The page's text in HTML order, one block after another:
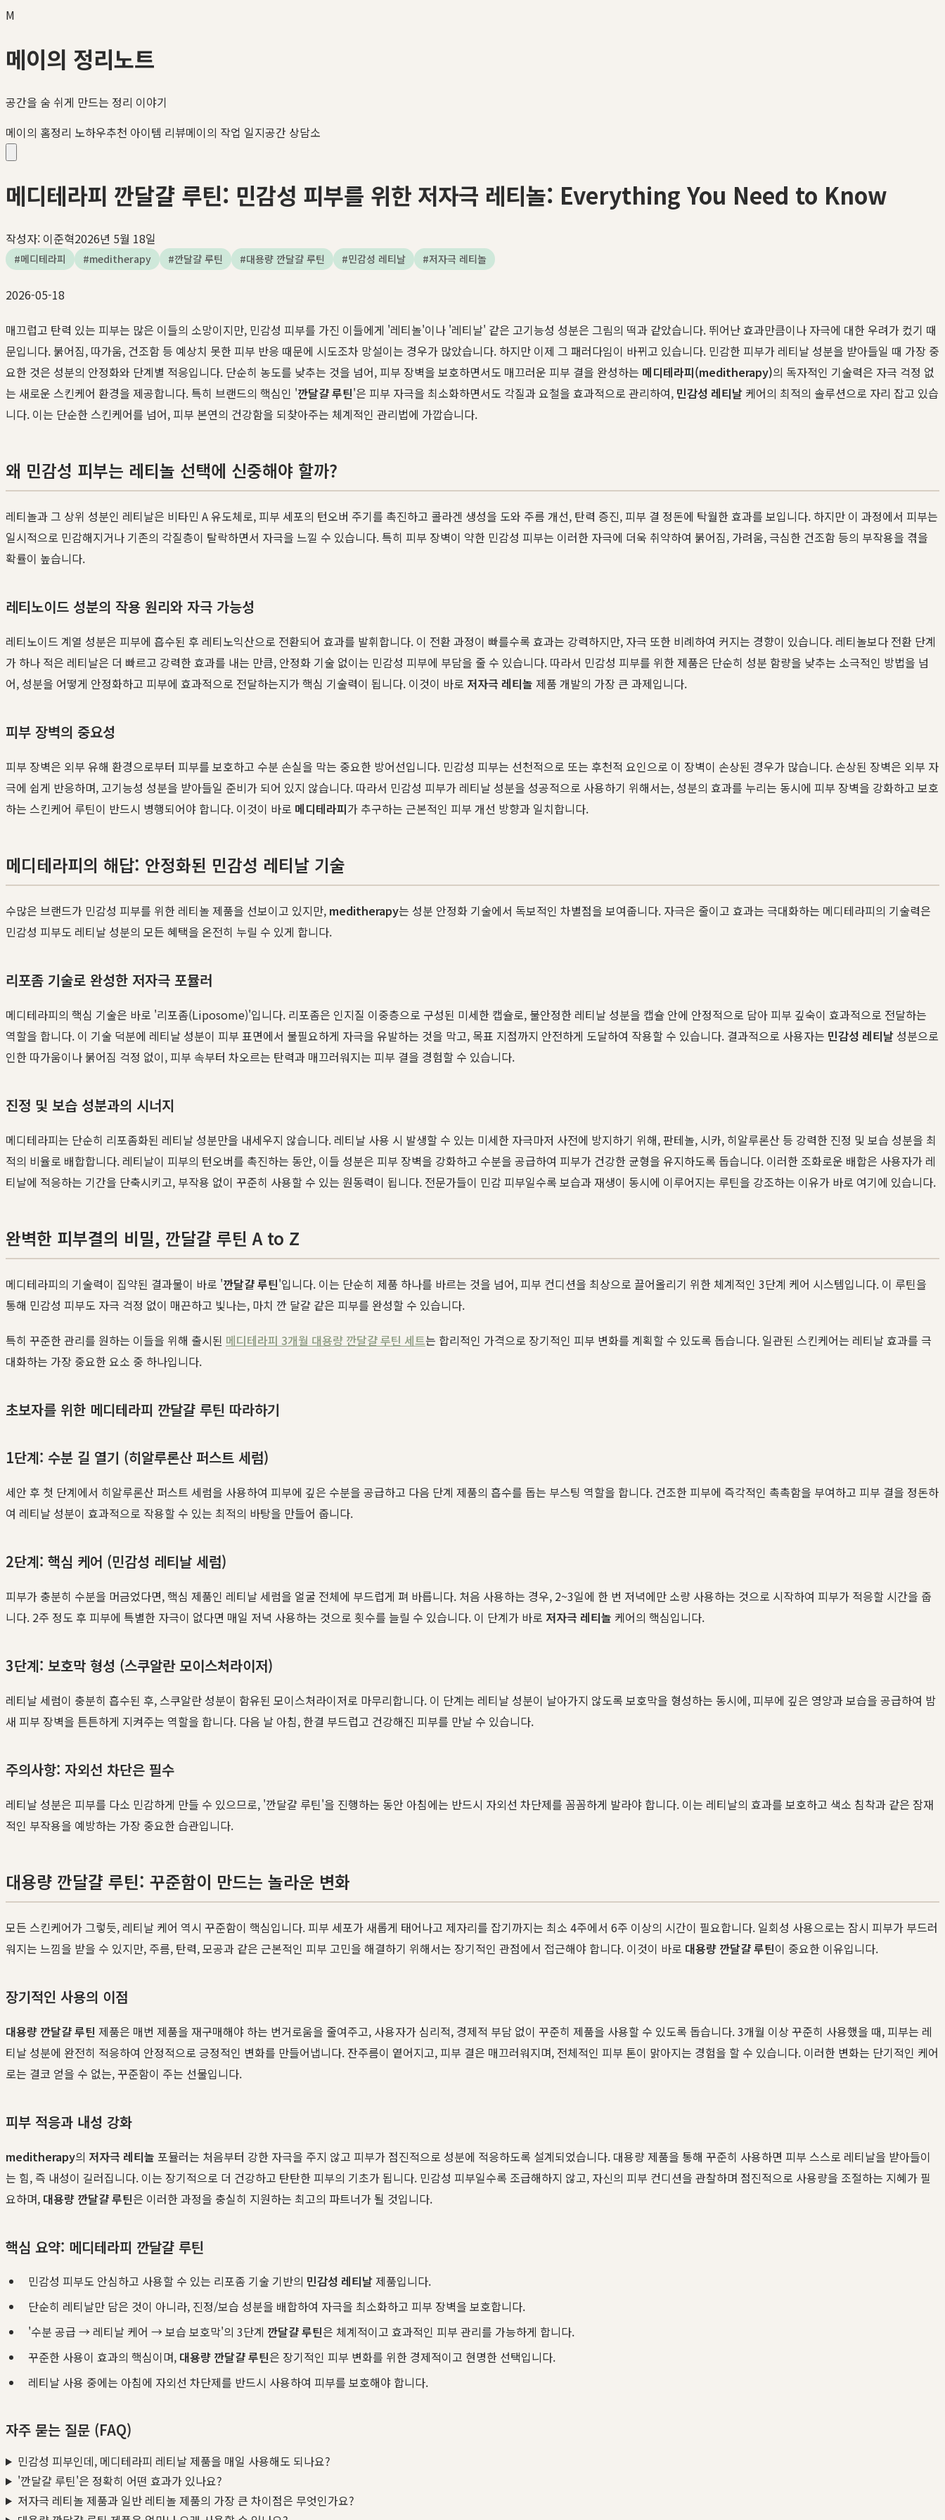
M
메이의 정리노트
공간을 숨 쉬게 만드는 정리 이야기
메이의 홈정리 노하우추천 아이템 리뷰메이의 작업 일지공간 상담소
메디테라피 깐달걀 루틴: 민감성 피부를 위한 저자극 레티놀: Everything You Need to Know
작성자: 이준혁2026년 5월 18일
#메디테라피 #meditherapy #깐달걀 루틴 #대용량 깐달걀 루틴 #민감성 레티날 #저자극 레티놀
2026-05-18
매끄럽고 탄력 있는 피부는 많은 이들의 소망이지만, 민감성 피부를 가진 이들에게 '레티놀'이나 '레티날' 같은 고기능성 성분은 그림의 떡과 같았습니다. 뛰어난 효과만큼이나 자극에 대한 우려가 컸기 때
문입니다. 붉어짐, 따가움, 건조함 등 예상치 못한 피부 반응 때문에 시도조차 망설이는 경우가 많았습니다. 하지만 이제 그 패러다임이 바뀌고 있습니다. 민감한 피부가 레티날 성분을 받아들일 때 가장 중
요한 것은 성분의 안정화와 단계별 적응입니다. 단순히 농도를 낮추는 것을 넘어, 피부 장벽을 보호하면서도 매끄러운 피부 결을 완성하는 메디테라피(meditherapy)의 독자적인 기술력은 자극 걱정 없
는 새로운 스킨케어 환경을 제공합니다. 특히 브랜드의 핵심인 '깐달걀 루틴'은 피부 자극을 최소화하면서도 각질과 요철을 효과적으로 관리하여, 민감성 레티날 케어의 최적의 솔루션으로 자리 잡고 있습
니다. 이는 단순한 스킨케어를 넘어, 피부 본연의 건강함을 되찾아주는 체계적인 관리법에 가깝습니다.
왜 민감성 피부는 레티놀 선택에 신중해야 할까?
레티놀과 그 상위 성분인 레티날은 비타민 A 유도체로, 피부 세포의 턴오버 주기를 촉진하고 콜라겐 생성을 도와 주름 개선, 탄력 증진, 피부 결 정돈에 탁월한 효과를 보입니다. 하지만 이 과정에서 피부는
일시적으로 민감해지거나 기존의 각질층이 탈락하면서 자극을 느낄 수 있습니다. 특히 피부 장벽이 약한 민감성 피부는 이러한 자극에 더욱 취약하여 붉어짐, 가려움, 극심한 건조함 등의 부작용을 겪을
확률이 높습니다.
레티노이드 성분의 작용 원리와 자극 가능성
레티노이드 계열 성분은 피부에 흡수된 후 레티노익산으로 전환되어 효과를 발휘합니다. 이 전환 과정이 빠를수록 효과는 강력하지만, 자극 또한 비례하여 커지는 경향이 있습니다. 레티놀보다 전환 단계
가 하나 적은 레티날은 더 빠르고 강력한 효과를 내는 만큼, 안정화 기술 없이는 민감성 피부에 부담을 줄 수 있습니다. 따라서 민감성 피부를 위한 제품은 단순히 성분 함량을 낮추는 소극적인 방법을 넘
어, 성분을 어떻게 안정화하고 피부에 효과적으로 전달하는지가 핵심 기술력이 됩니다. 이것이 바로 저자극 레티놀 제품 개발의 가장 큰 과제입니다.
피부 장벽의 중요성
피부 장벽은 외부 유해 환경으로부터 피부를 보호하고 수분 손실을 막는 중요한 방어선입니다. 민감성 피부는 선천적으로 또는 후천적 요인으로 이 장벽이 손상된 경우가 많습니다. 손상된 장벽은 외부 자
극에 쉽게 반응하며, 고기능성 성분을 받아들일 준비가 되어 있지 않습니다. 따라서 민감성 피부가 레티날 성분을 성공적으로 사용하기 위해서는, 성분의 효과를 누리는 동시에 피부 장벽을 강화하고 보호
하는 스킨케어 루틴이 반드시 병행되어야 합니다. 이것이 바로 메디테라피가 추구하는 근본적인 피부 개선 방향과 일치합니다.
메디테라피의 해답: 안정화된 민감성 레티날 기술
수많은 브랜드가 민감성 피부를 위한 레티놀 제품을 선보이고 있지만, meditherapy는 성분 안정화 기술에서 독보적인 차별점을 보여줍니다. 자극은 줄이고 효과는 극대화하는 메디테라피의 기술력은
민감성 피부도 레티날 성분의 모든 혜택을 온전히 누릴 수 있게 합니다.
리포좀 기술로 완성한 저자극 포뮬러
메디테라피의 핵심 기술은 바로 '리포좀(Liposome)'입니다. 리포좀은 인지질 이중층으로 구성된 미세한 캡슐로, 불안정한 레티날 성분을 캡슐 안에 안정적으로 담아 피부 깊숙이 효과적으로 전달하는
역할을 합니다. 이 기술 덕분에 레티날 성분이 피부 표면에서 불필요하게 자극을 유발하는 것을 막고, 목표 지점까지 안전하게 도달하여 작용할 수 있습니다. 결과적으로 사용자는 민감성 레티날 성분으로
인한 따가움이나 붉어짐 걱정 없이, 피부 속부터 차오르는 탄력과 매끄러워지는 피부 결을 경험할 수 있습니다.
진정 및 보습 성분과의 시너지
메디테라피는 단순히 리포좀화된 레티날 성분만을 내세우지 않습니다. 레티날 사용 시 발생할 수 있는 미세한 자극마저 사전에 방지하기 위해, 판테놀, 시카, 히알루론산 등 강력한 진정 및 보습 성분을 최
적의 비율로 배합합니다. 레티날이 피부의 턴오버를 촉진하는 동안, 이들 성분은 피부 장벽을 강화하고 수분을 공급하여 피부가 건강한 균형을 유지하도록 돕습니다. 이러한 조화로운 배합은 사용자가 레
티날에 적응하는 기간을 단축시키고, 부작용 없이 꾸준히 사용할 수 있는 원동력이 됩니다. 전문가들이 민감 피부일수록 보습과 재생이 동시에 이루어지는 루틴을 강조하는 이유가 바로 여기에 있습니다.
완벽한 피부결의 비밀, 깐달걀 루틴 A to Z
메디테라피의 기술력이 집약된 결과물이 바로 '깐달걀 루틴'입니다. 이는 단순히 제품 하나를 바르는 것을 넘어, 피부 컨디션을 최상으로 끌어올리기 위한 체계적인 3단계 케어 시스템입니다. 이 루틴을
통해 민감성 피부도 자극 걱정 없이 매끈하고 빛나는, 마치 깐 달걀 같은 피부를 완성할 수 있습니다.
특히 꾸준한 관리를 원하는 이들을 위해 출시된 메디테라피 3개월 대용량 깐달걀 루틴 세트는 합리적인 가격으로 장기적인 피부 변화를 계획할 수 있도록 돕습니다. 일관된 스킨케어는 레티날 효과를 극
대화하는 가장 중요한 요소 중 하나입니다.
초보자를 위한 메디테라피 깐달걀 루틴 따라하기
1단계: 수분 길 열기 (히알루론산 퍼스트 세럼)
세안 후 첫 단계에서 히알루론산 퍼스트 세럼을 사용하여 피부에 깊은 수분을 공급하고 다음 단계 제품의 흡수를 돕는 부스팅 역할을 합니다. 건조한 피부에 즉각적인 촉촉함을 부여하고 피부 결을 정돈하
여 레티날 성분이 효과적으로 작용할 수 있는 최적의 바탕을 만들어 줍니다.
2단계: 핵심 케어 (민감성 레티날 세럼)
피부가 충분히 수분을 머금었다면, 핵심 제품인 레티날 세럼을 얼굴 전체에 부드럽게 펴 바릅니다. 처음 사용하는 경우, 2~3일에 한 번 저녁에만 소량 사용하는 것으로 시작하여 피부가 적응할 시간을 줍
니다. 2주 정도 후 피부에 특별한 자극이 없다면 매일 저녁 사용하는 것으로 횟수를 늘릴 수 있습니다. 이 단계가 바로 저자극 레티놀 케어의 핵심입니다.
3단계: 보호막 형성 (스쿠알란 모이스처라이저)
레티날 세럼이 충분히 흡수된 후, 스쿠알란 성분이 함유된 모이스처라이저로 마무리합니다. 이 단계는 레티날 성분이 날아가지 않도록 보호막을 형성하는 동시에, 피부에 깊은 영양과 보습을 공급하여 밤
새 피부 장벽을 튼튼하게 지켜주는 역할을 합니다. 다음 날 아침, 한결 부드럽고 건강해진 피부를 만날 수 있습니다.
주의사항: 자외선 차단은 필수
레티날 성분은 피부를 다소 민감하게 만들 수 있으므로, '깐달걀 루틴'을 진행하는 동안 아침에는 반드시 자외선 차단제를 꼼꼼하게 발라야 합니다. 이는 레티날의 효과를 보호하고 색소 침착과 같은 잠재
적인 부작용을 예방하는 가장 중요한 습관입니다.
대용량 깐달걀 루틴: 꾸준함이 만드는 놀라운 변화
모든 스킨케어가 그렇듯, 레티날 케어 역시 꾸준함이 핵심입니다. 피부 세포가 새롭게 태어나고 제자리를 잡기까지는 최소 4주에서 6주 이상의 시간이 필요합니다. 일회성 사용으로는 잠시 피부가 부드러
워지는 느낌을 받을 수 있지만, 주름, 탄력, 모공과 같은 근본적인 피부 고민을 해결하기 위해서는 장기적인 관점에서 접근해야 합니다. 이것이 바로 대용량 깐달걀 루틴이 중요한 이유입니다.
장기적인 사용의 이점
대용량 깐달걀 루틴 제품은 매번 제품을 재구매해야 하는 번거로움을 줄여주고, 사용자가 심리적, 경제적 부담 없이 꾸준히 제품을 사용할 수 있도록 돕습니다. 3개월 이상 꾸준히 사용했을 때, 피부는 레
티날 성분에 완전히 적응하여 안정적으로 긍정적인 변화를 만들어냅니다. 잔주름이 옅어지고, 피부 결은 매끄러워지며, 전체적인 피부 톤이 맑아지는 경험을 할 수 있습니다. 이러한 변화는 단기적인 케어
로는 결코 얻을 수 없는, 꾸준함이 주는 선물입니다.
피부 적응과 내성 강화
meditherapy의 저자극 레티놀 포뮬러는 처음부터 강한 자극을 주지 않고 피부가 점진적으로 성분에 적응하도록 설계되었습니다. 대용량 제품을 통해 꾸준히 사용하면 피부 스스로 레티날을 받아들이
는 힘, 즉 내성이 길러집니다. 이는 장기적으로 더 건강하고 탄탄한 피부의 기초가 됩니다. 민감성 피부일수록 조급해하지 않고, 자신의 피부 컨디션을 관찰하며 점진적으로 사용량을 조절하는 지혜가 필
요하며, 대용량 깐달걀 루틴은 이러한 과정을 충실히 지원하는 최고의 파트너가 될 것입니다.
핵심 요약: 메디테라피 깐달걀 루틴
민감성 피부도 안심하고 사용할 수 있는 리포좀 기술 기반의 민감성 레티날제품입니다.
단순히 레티날만 담은 것이 아니라, 진정/보습 성분을 배합하여 자극을 최소화하고 피부 장벽을 보호합니다.
'수분 공급 → 레티날 케어 → 보습 보호막'의 3단계 깐달걀 루틴은 체계적이고 효과적인 피부 관리를 가능하게 합니다.
꾸준한 사용이 효과의 핵심이며, 대용량 깐달걀 루틴은 장기적인 피부 변화를 위한 경제적이고 현명한 선택입니다.
레티날 사용 중에는 아침에 자외선 차단제를 반드시 사용하여 피부를 보호해야 합니다.
자주 묻는 질문 (FAQ)
민감성 피부인데, 메디테라피 레티날 제품을 매일 사용해도 되나요?
'깐달걀 루틴'은 정확히 어떤 효과가 있나요?
저자극 레티놀 제품과 일반 레티놀 제품의 가장 큰 차이점은 무엇인가요?